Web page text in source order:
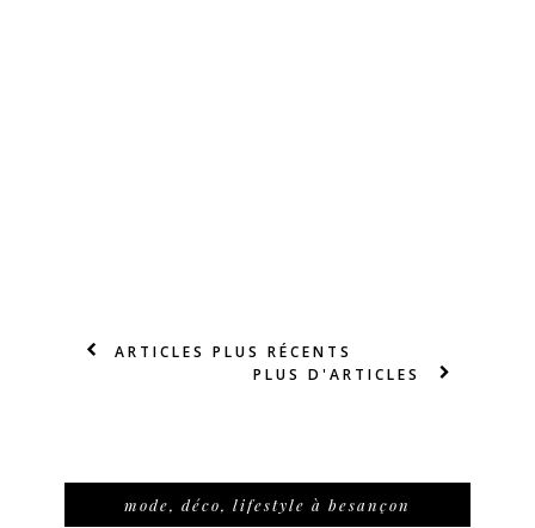
ARTICLES PLUS RÉCENTS
PLUS D'ARTICLES
mode, déco, lifestyle à besançon